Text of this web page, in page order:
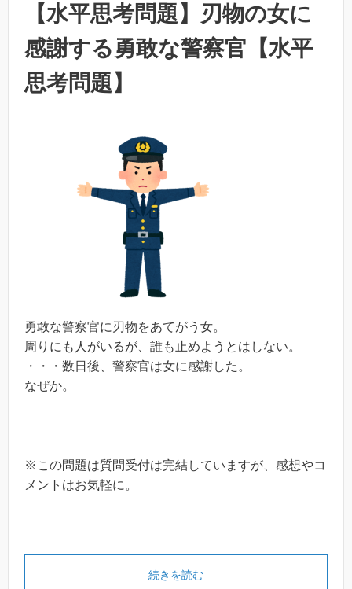
【水平思考問題】刃物の女に
感謝する勇敢な警察官【水平
思考問題】
勇敢な警察官に刃物をあてがう女。
周りにも人がいるが、誰も止めようとはしない。
・・・数日後、警察官は女に感謝した。
なぜか。
※この問題は質問受付は完結していますが、感想やコ
メントはお気軽に。
続きを読む